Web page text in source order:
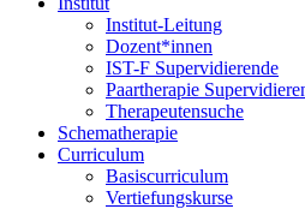
Institut-Leitung
Dozent*innen
IST-F Supervidierende
Paartherapie
Therapeutensuche
Schematherapie
Curriculum
Basiscurriculum
Vertiefungskurse